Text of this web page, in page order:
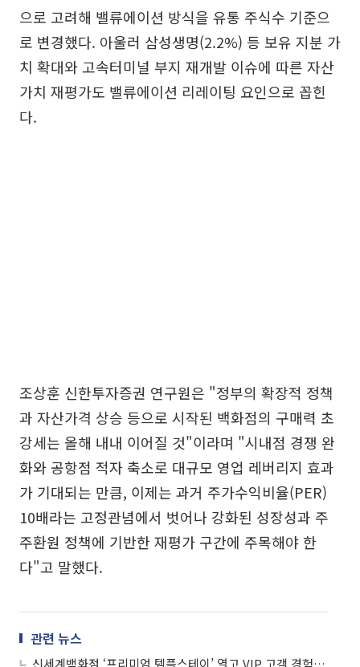
으로 고려해 밸류에이션 방식을 유통 주식수 기준으
로 변경했다. 아울러 삼성생명(2.2%) 등 보유 지분 가
치 확대와 고속터미널 부지 재개발 이슈에 따른 자산
가치 재평가도 밸류에이션 리레이팅 요인으로 꼽힌
다.
조상훈 신한투자증권 연구원은 "정부의 확장적 정책
과 자산가격 상승 등으로 시작된 백화점의 구매력 초
강세는 올해 내내 이어질 것"이라며 "시내점 경쟁 완
화와 공항점 적자 축소로 대규모 영업 레버리지 효과
가 기대되는 만큼, 이제는 과거 주가수익비율(PER)
10배라는 고정관념에서 벗어나 강화된 성장성과 주
주환원 정책에 기반한 재평가 구간에 주목해야 한
다"고 말했다.
관련 뉴스
신세계백화점,‘프리미엄 템플스테이’ 열고 VIP 고객 경험 강화